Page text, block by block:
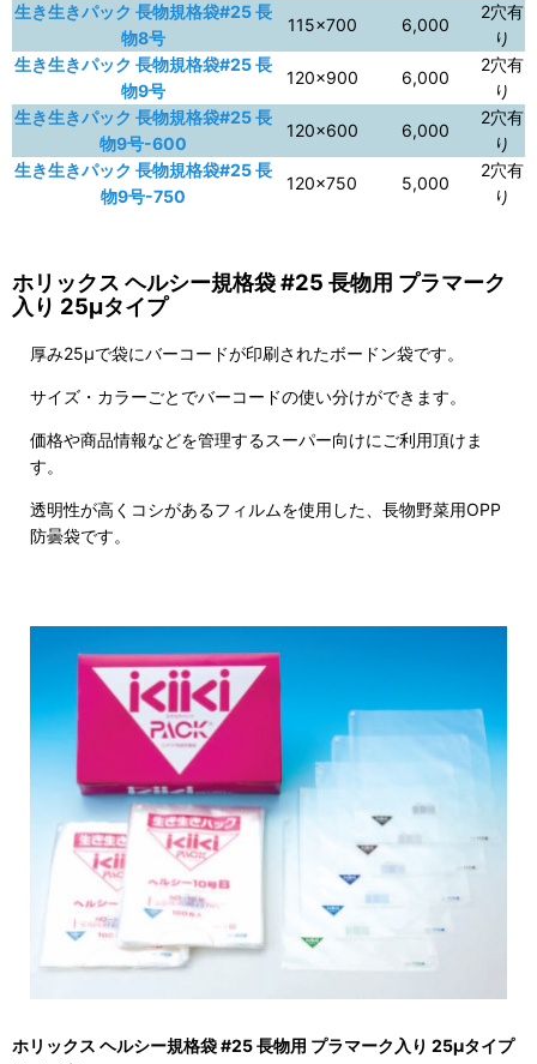
生き生きパック 長物規格袋#25 長
物8号
115×700 6,000
2穴有
り
生き生きパック 長物規格袋#25 長
物9号
120×900 6,000
2穴有
り
生き生きパック 長物規格袋#25 長
物9号-600
120×600 6,000
2穴有
り
生き生きパック 長物規格袋#25 長
物9号-750
120×750 5,000
2穴有
り
ホリックス ヘルシー規格袋 #25 長物用 プラマーク
入り 25μタイプ
厚み25μで袋にバーコードが印刷されたボードン袋です。
サイズ・カラーごとでバーコードの使い分けができます。
価格や商品情報などを管理するスーパー向けにご利用頂けま
す。
透明性が高くコシがあるフィルムを使用した、長物野菜用OPP
防曇袋です。
ホリックス ヘルシー規格袋 #25 長物用 プラマーク入り 25μタイプ